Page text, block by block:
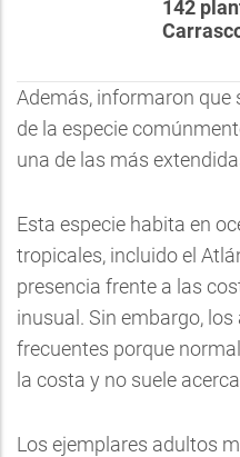
142
Además, informaron que
de la especie
una de las más
Esta especie habita en
tropicales, incluido el
presencia frente a las
inusual. Sin embargo,
frecuentes porque
la costa y no suele
Los ejemplares adultos